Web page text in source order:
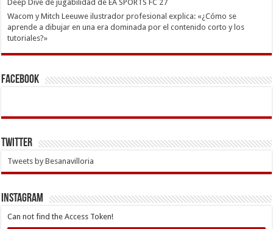
Deep Dive de jugabilidad de EA SPORTS FC 27
Wacom y Mitch Leeuwe ilustrador profesional explica: «¿Cómo se
aprende a dibujar en una era dominada por el contenido corto y los
tutoriales?»
Facebook
Twitter
Tweets by Besanavilloria
INSTAGRAM
Can not find the Access Token!